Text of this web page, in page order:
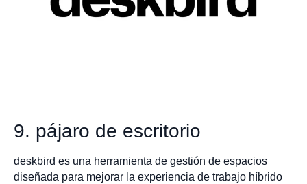
9. pájaro de escritorio
deskbird es una herramienta de gestión de espacios
diseñada para mejorar la experiencia de trabajo híbrido